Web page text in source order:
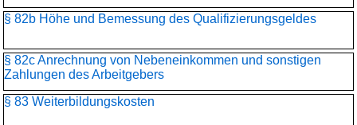
§ 82b Höhe und Bemessung des Qualifizierungsgeldes
§ 82c Anrechnung von Nebeneinkommen und sonstigen
Zahlungen des Arbeitgebers
§ 83 Weiterbildungskosten